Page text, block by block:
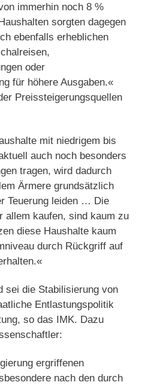
immerhin noch 8 %
sorgten dagegen
ebenfalls erheblichen
oder
für höhere Ausgaben.«
Preissteigerungsquellen
mit niedrigem bis
auch noch besonders
tragen, wird dadurch
Ärmere grundsätzlich
Teuerung leiden … Die
allem kaufen, sind kaum zu
diese Haushalte kaum
durch Rückgriff auf
sei die Stabilisierung von
Entlastungspolitik
so das IMK. Dazu
ergriffenen
nach den durch